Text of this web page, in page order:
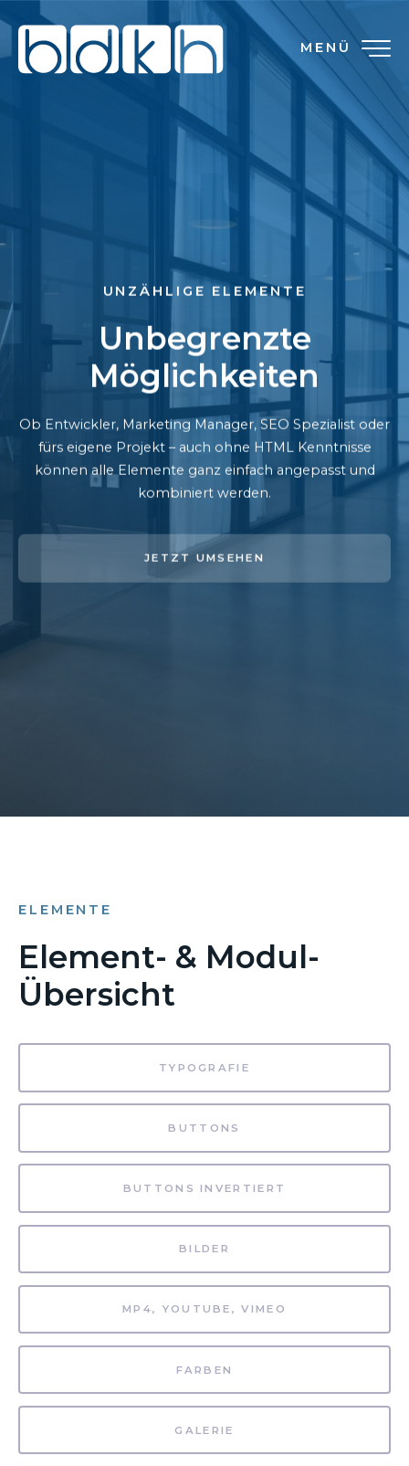
MENÜ
UNZÄHLIGE ELEMENTE
Unbegrenzte
Möglichkeiten
Ob Entwickler, Marketing Manager, SEO Spezialist oder
fürs eigene Projekt – auch ohne HTML Kenntnisse
können alle Elemente ganz einfach angepasst und
kombiniert werden.
JETZT UMSEHEN
ELEMENTE
Element- & Modul-
Übersicht
TYPOGRAFIE
BUTTONS
BUTTONS INVERTIERT
BILDER
MP4, YOUTUBE, VIMEO
FARBEN
GALERIE